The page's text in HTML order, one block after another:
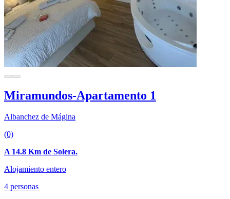
Miramundos-Apartamento 1
Albanchez de Mágina
(0)
A 14.8 Km de Solera.
Alojamiento entero
4 personas